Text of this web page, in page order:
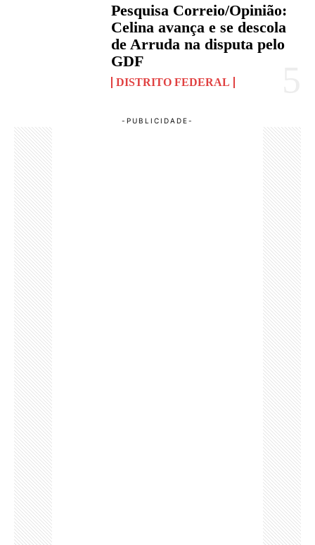
Pesquisa Correio/Opinião:
Celina avança e se descola
de Arruda na disputa pelo
GDF
DISTRITO FEDERAL